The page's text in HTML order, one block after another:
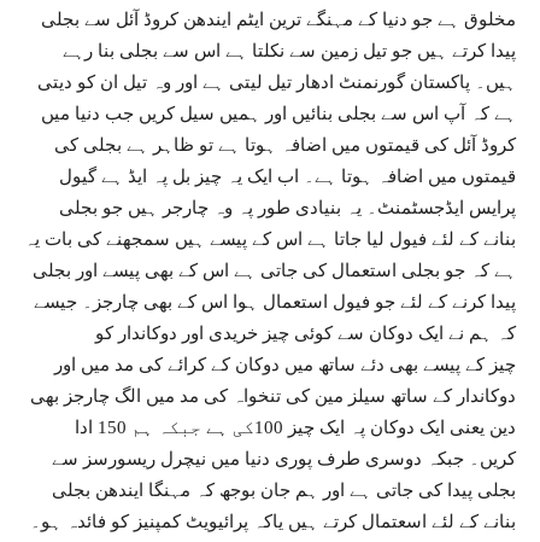
مخلوق ہے جو دنیا کے مہنگے ترین ایٹم ایندھن کروڈ آئل سے بجلی
پیدا کرتے ہیں جو تیل زمین سے نکلتا ہے اس سے بجلی بنا رہے
ہیں۔ پاکستان گورنمنٹ ادھار تیل لیتی ہے اور وہ تیل ان کو دیتی
ہے کہ آپ اس سے بجلی بنائیں اور ہمیں سیل کریں جب دنیا میں
کروڈ آئل کی قیمتوں میں اضافہ ہوتا ہے تو ظاہر ہے بجلی کی
قیمتوں میں اضافہ ہوتا ہے۔ اب ایک یہ چیز بل پہ ایڈ ہے گیول
پرایس ایڈجسٹمنٹ۔ یہ بنیادی طور پہ وہ چارجر ہیں جو بجلی
بنانے کے لئے فیول لیا جاتا ہے اس کے پیسے ہیں سمجھنے کی بات یہ
ہے کہ جو بجلی استعمال کی جاتی ہے اس کے بھی پیسے اور بجلی
پیدا کرنے کے لئے جو فیول استعمال ہوا اس کے بھی چارجز۔ جیسے
کہ ہم نے ایک دوکان سے کوئی چیز خریدی اور دوکاندار کو
چیز کے پیسے بھی دئے ساتھ میں دوکان کے کرائے کی مد میں اور
دوکاندار کے ساتھ سیلز مین کی تنخواہ کی مد میں الگ چارجز بھی
دین یعنی ایک دوکان پہ ایک چیز 100کی ہے جبکہ ہم 150 ادا
کریں۔ جبکہ دوسری طرف پوری دنیا میں نیچرل ریسورسز سے
بجلی پیدا کی جاتی ہے اور ہم جان بوجھ کہ مہنگا ایندھن بجلی
بنانے کے لئے اسعتمال کرتے ہیں یاکہ پرائیویٹ کمپنیز کو فائدہ ہو۔